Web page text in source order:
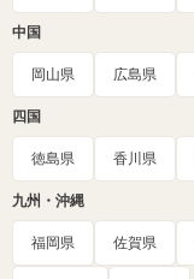
中国
岡山県 広島県
四国
徳島県 香川県
九州・沖縄
福岡県 佐賀県